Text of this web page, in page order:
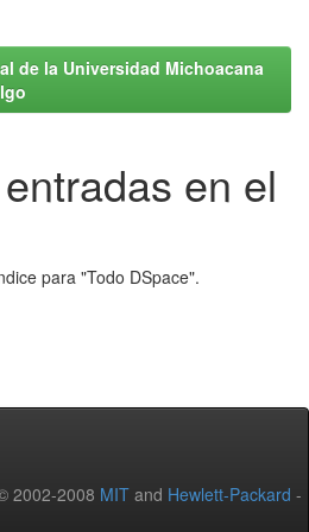
de la Universidad Michoacana
en el
para "Todo DSpace".
2002-2008 MIT and Hewlett-Packard -